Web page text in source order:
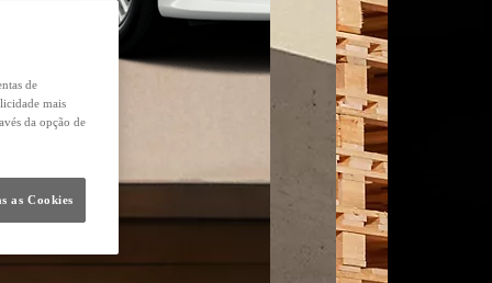
de
mais
da opção de
as Cookies